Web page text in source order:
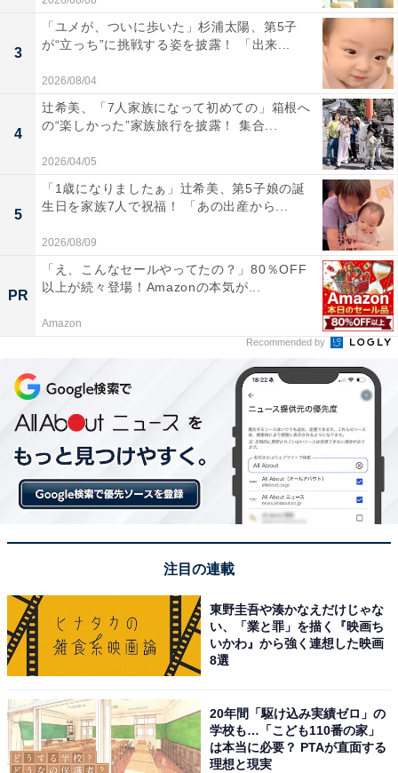
3
「ユメが、ついに歩いた」杉浦太陽、第5子
が“立っち”に挑戦する姿を披露！ 「出来...
2026/08/04
4
辻希美、「7人家族になって初めての」箱根へ
の“楽しかった”家族旅行を披露！ 集合...
2026/04/05
5
「1歳になりましたぁ」辻希美、第5子娘の誕
生日を家族7人で祝福！ 「あの出産から...
2026/08/09
PR
「え、こんなセールやってたの？」80％OFF
以上が続々登場！Amazonの本気が...
Amazon
Recommended by
注目の連載
東野圭吾や湊かなえだけじゃな
い、「業と罪」を描く『映画ち
いかわ』から強く連想した映画
8選
20年間「駆け込み実績ゼロ」の
学校も…「こども110番の家」
は本当に必要？ PTAが直面する
理想と現実